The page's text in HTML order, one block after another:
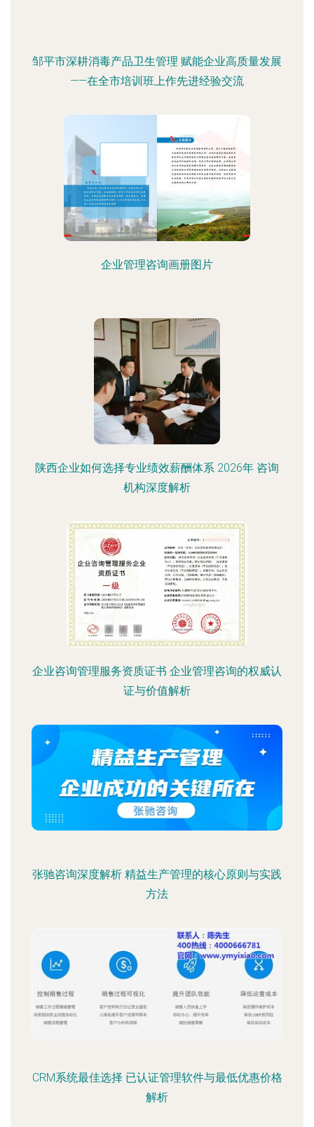
邹平市深耕消毒产品卫生管理 赋能企业高质量发展
——在全市培训班上作先进经验交流
企业管理咨询画册图片
陕西企业如何选择专业绩效薪酬体系 2026年 咨询
机构深度解析
企业咨询管理服务资质证书 企业管理咨询的权威认
证与价值解析
张驰咨询深度解析 精益生产管理的核心原则与实践
方法
CRM系统最佳选择 已认证管理软件与最低优惠价格
解析